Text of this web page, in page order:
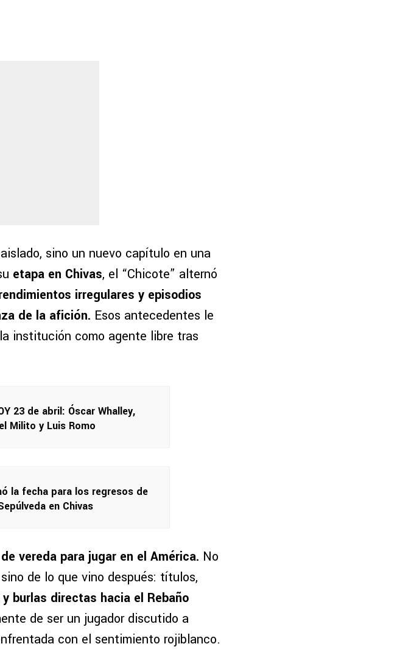
sino un nuevo capítulo en una
etapa en Chivas, el “Chicote” alternó
irregulares y episodios
de la afición. Esos antecedentes le
institución como agente libre tras
23 de abril: Óscar Whalley,
Milito y Luis Romo
la fecha para los regresos de
en Chivas
vereda para jugar en el América. No
de lo que vino después: títulos,
burlas directas hacia el Rebaño
de ser un jugador discutido a
con el sentimiento rojiblanco.